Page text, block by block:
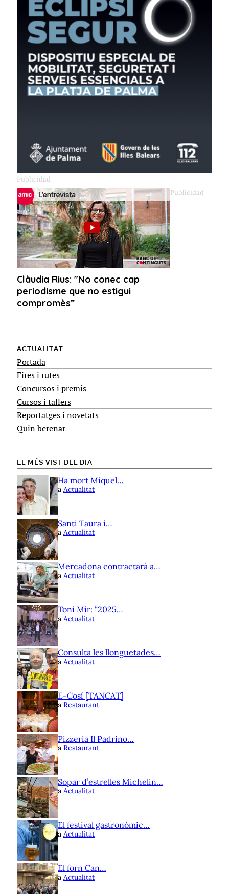
ACTUALITAT
Portada
Fires i rutes
Concursos i premis
Cursos i tallers
Reportatges i novetats
Quin berenar
EL MÉS VIST DEL DIA
Ha mort Miquel…
a Actualitat
Santi Taura i…
a Actualitat
Mercadona contractarà a…
a Actualitat
Toni Mir: “2025…
a Actualitat
Consulta les llonguetades…
a Actualitat
E-Cosí [TANCAT]
a Restaurant
Pizzeria Il Padrino…
a Restaurant
Sopar d’estrelles Michelin…
a Actualitat
El festival gastronòmic…
a Actualitat
El forn Can…
a Actualitat